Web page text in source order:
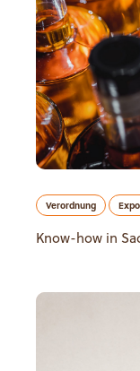
Verordnung
Know-how in